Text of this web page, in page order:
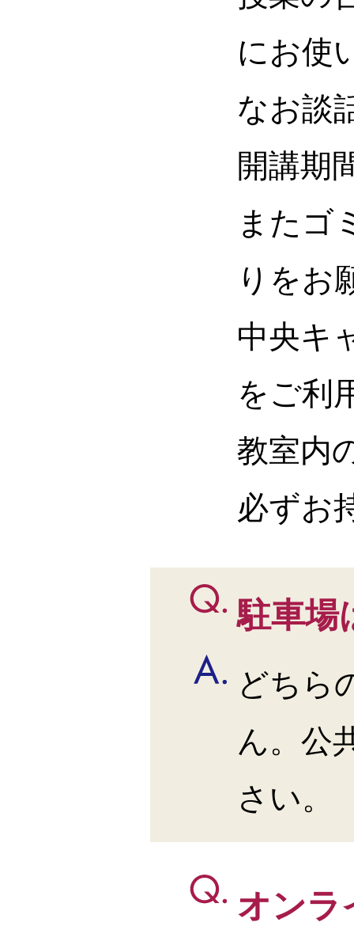
にお使
なお談
開講期
またゴ
りをお
中央キ
をご利
教室内
必ずお
駐車場
どちら
ん。公
さい。
オンラ